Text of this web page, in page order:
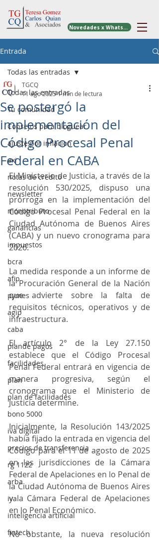
Novedades x WhatsApp
Entrada
Todas las entradas
Tu comunidad
Consejos para bloguear
ajuste por inflacion
axi
notas de credito
newsletter
monotributo
ganancias
impuestos
bcra
afip
pymes
agip
caba
plande pagos
facilidades
plan
plan de facilidades
bono 5000
iva digital
precios de transferencia
rg 1122
arba
iva
inteligencia artificial
fintech
Todas las entradas
Se postergó la
implementación del
Código Procesal Penal
Federal en CABA
TGCQ
11 ago 2025 1 min de lectura
El Ministerio de Justicia, a través de la
resolución 530/2025, dispuso una
prórroga en la implementación del
Código Procesal Penal Federal en la
Ciudad Autónoma de Buenos Aires
(CABA) y un nuevo cronograma para
2026.
La medida responde a un informe de
la Procuración General de la Nación
que advierte sobre la falta de
requisitos técnicos, operativos y de
infraestructura.
El artículo 2° de la Ley 27.150
establece que el Código Procesal
Penal Federal entrará en vigencia de
manera progresiva, según el
cronograma que el Ministerio de
Justicia determine.
Inicialmente, la Resolución 143/2025
había fijado la entrada en vigencia del
Código para el 11 de agosto de 2025
en las jurisdicciones de la Cámara
Federal de Apelaciones en lo Penal de
la Ciudad Autónoma de Buenos Aires
y la Cámara Federal de Apelaciones
en lo Penal Económico.
No obstante, la nueva resolución